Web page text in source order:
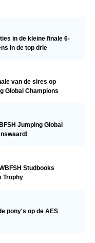
in de kleine finale 6-
in de top drie
van de sires op
Global Champions
Jumping Global
Studbooks
Trophy
pony's op de AES